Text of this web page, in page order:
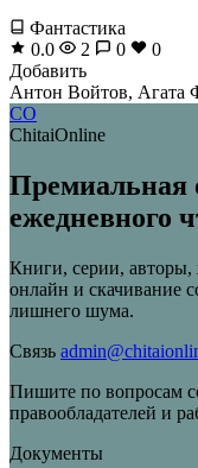
Фантастика
0.0
2 0
0
Добавить
Антон Войтов, Агата
CO
ChitaiOnline
Премиальная
ежедневного
Книги, серии,
онлайн и скачивание
лишнего шума.
Связь
Пишите по вопросам
правообладателей и
Документы